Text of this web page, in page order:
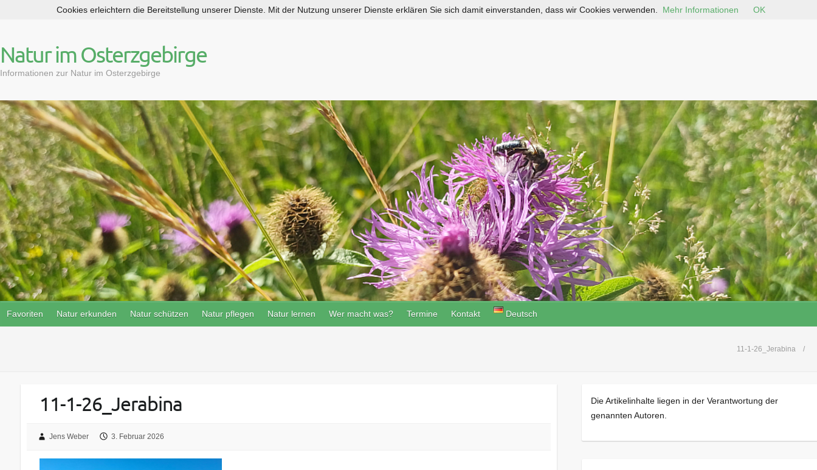
p
t
c
o
n
t
e
n
t
Natur im Osterzgebirge
Informationen zur Natur im Osterzgebirge
Favoriten Natur erkunden Natur schützen Natur pflegen Natur lernen Wer macht was? Termine Kontakt Deutsch
11-1-26_Jerabina
11-1-26_Jerabina
Jens Weber 3. Februar 2026
Die Artikelinhalte liegen in der Verantwortung der
genannten Autoren.
Cookies erleichtern die Bereitstellung unserer Dienste. Mit der Nutzung unserer Dienste erklären Sie sich damit einverstanden, dass wir Cookies verwenden. Mehr Informationen OK